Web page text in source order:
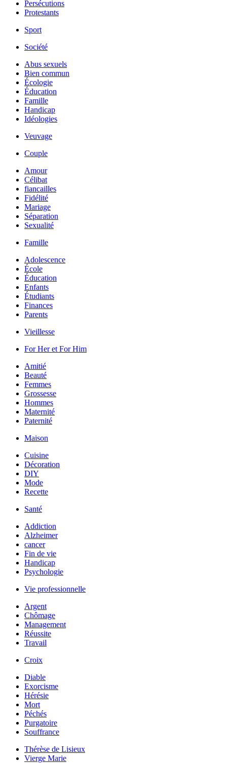
Persécutions
Protestants
Sport
Société
Abus sexuels
Bien commun
Écologie
Éducation
Famille
Handicap
Idéologies
Veuvage
Couple
Amour
Célibat
fiancailles
Fidélité
Mariage
Séparation
Sexualité
Famille
Adolescence
École
Éducation
Enfants
Étudiants
Finances
Parents
Vieillesse
For Her et For Him
Amitié
Beauté
Femmes
Grossesse
Hommes
Maternité
Paternité
Maison
Cuisine
Décoration
DIY
Mode
Recette
Santé
Addiction
Alzheimer
cancer
Fin de vie
Handicap
Psychologie
Vie professionnelle
Argent
Chômage
Management
Réussite
Travail
Croix
Diable
Exorcisme
Hérésie
Mort
Péchés
Purgatoire
Souffrance
Thérèse de Lisieux
Vierge Marie